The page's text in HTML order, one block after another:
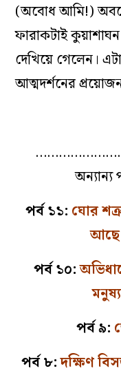
(অবোধ আমি!)
ফারাকটাই
দেখিয়ে গেলেন।
আত্মদর্শনের
পর্ব ১১: ঘোর
আছে
পর্ব ১০:
পর্ব ৯:
পর্ব ৮:দক্ষিণ